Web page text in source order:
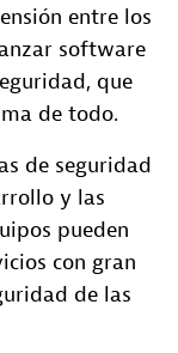
entre los
software
que
de todo.
de seguridad
y las
pueden
con gran
de las